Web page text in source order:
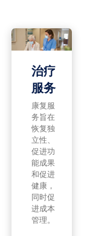
治疗
服务
康复服
务旨在
恢复独
立性、
促进功
能成果
和促进
健康，
同时促
进成本
管理。